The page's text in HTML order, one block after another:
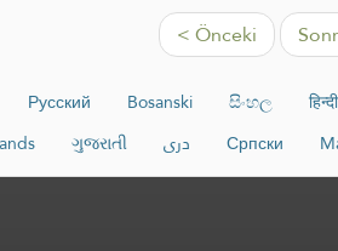
< Önceki
Русский Bosanski සිංහල हिन्दी
ગુજરાતી دری Српски